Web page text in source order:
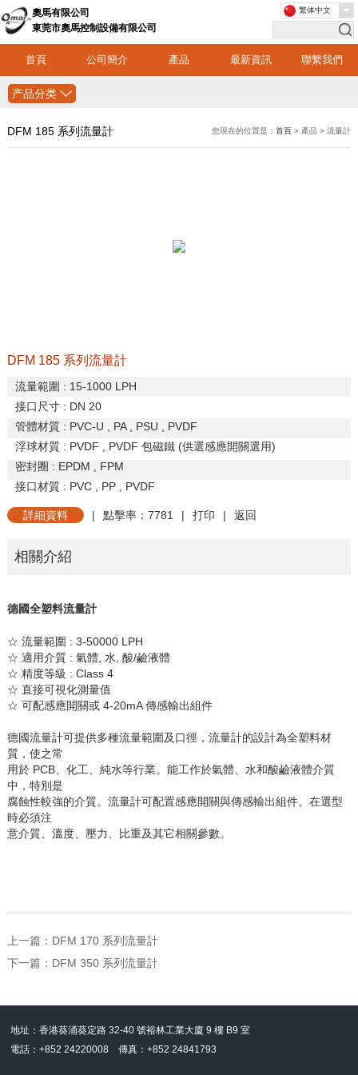
奧馬有限公司
東莞市奧馬控制設備有限公司
首頁 公司簡介 產品 最新資訊 聯繫我們
繁体中文
产品分类
DFM 185 系列流量計 您現在的位置是：首頁 > 產品 > 流量計
DFM 185 系列流量計
流量範圍 : 15-1000LPH
接口尺寸: DN 20
管體材質: PVC-U , PA , PSU , PVDF
浮球材質: PVDF , PVDF 包磁鐵(供選感應開關選用)
密封圈 : EPDM , FPM
接口材質 : PVC , PP , PVDF
詳細資料 | 點擊率：7781 | 打印 | 返回
相關介紹
德國全塑料流量計
☆ 流量範圍 : 3-50000 LPH
☆ 適用介質: 氣體 水 酸/鹼液體
☆ 精度等級 : Class 4
☆ 直接可視化測量值
☆ 可配感應開關或 4-20mA傳感輸出組件
德國流量計可提供多種流量範圍及口徑，流量計的設計為全塑料材
質，使之常
用於PCB、化工、純水等行業。能工作於氣體、水和酸鹼液體介質
中，特別是
腐蝕性較強的介質。流量計可配置感應開關與傳感輸出組件。在選型
時必須注
意介質、溫度、壓力、比重及其它相關參數。
上一篇： DFM 170 系列流量計
下一篇： DFM 350 系列流量計
地址：香港葵涌葵定路 32-40 號裕林工業大廈 9 樓 B9 室
電話：+852 24220008 傳真：+852 24841793